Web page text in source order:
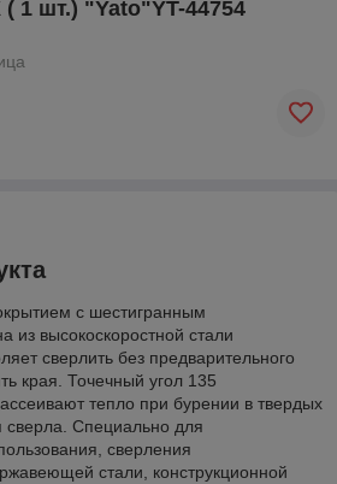
1 шт.) "Yato"YT-44754
с шестигранным
​​из высокоскоростной стали
сверлить без предварительного
края. Точечный угол 135
тепло при бурении в твердых
сверла. Специально для
сверления
стали, конструкционной